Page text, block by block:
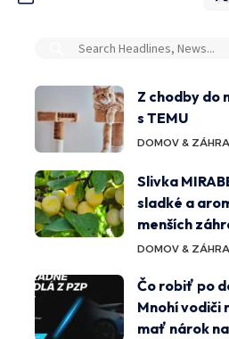
Z chodby do
s TEMU
DOMOV &
Slivka
sladké a
menších
DOMOV &
Čo robiť po
Mnohí vodiči
mať nárok